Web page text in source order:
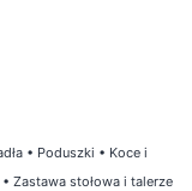
• Poduszki • Koce i
• Zastawa stołowa i talerze